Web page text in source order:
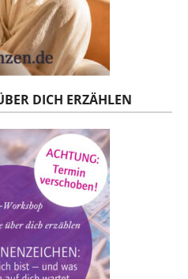
DICH ERZÄHLEN